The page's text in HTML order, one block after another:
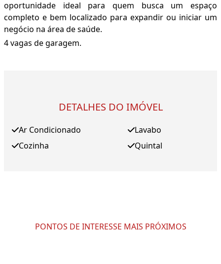
oportunidade ideal para quem busca um espaço
completo e bem localizado para expandir ou iniciar um
negócio na área de saúde.
4 vagas de garagem.
DETALHES DO IMÓVEL
Ar Condicionado
Cozinha
Lavabo
Quintal
PONTOS DE INTERESSE MAIS PRÓXIMOS